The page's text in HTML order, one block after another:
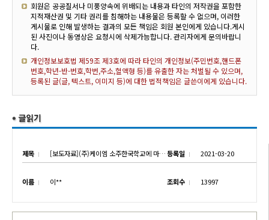
회원은 공공질서나 미풍양속에 위배되는 내용과 타인의 저작권을 포함한
지적재산권 및 기타 권리를 침해하는 내용물은 등록할 수 없으며, 이러한
게시물로 인해 발생하는 결과의 모든 책임은 회원 본인에게 있습니다.게시
된 사진이나 동영상은 요청시에 삭제가능합니다. 관리자에게 문의바랍니
다.
개인정보보호법 제59조 제3호에 따라 타인의 개인정보(주민번호,핸드폰
번호,학년-반-번호,학번,주소,혈액형 등)를 유출한 자는 처벌될 수 있으며,
등록된 글(글, 텍스트, 이미지 등)에 대한 법적책임은 글쓴이에게 있습니다.
제목 [보도자료](주)케이엠 소주한국학교에 마스크 기증등록일 2021-03-20
이름 이** 조회수 13997